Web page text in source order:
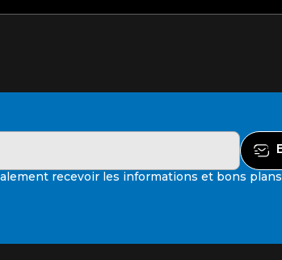
recevoir les informations et bons